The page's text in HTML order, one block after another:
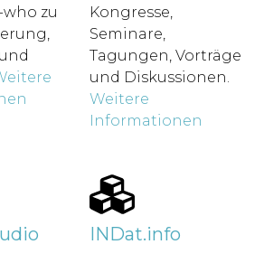
zu
Kongresse,
Seminare,
Tagungen, Vorträge
und Diskussionen.
Weitere
Informationen
INDat.info